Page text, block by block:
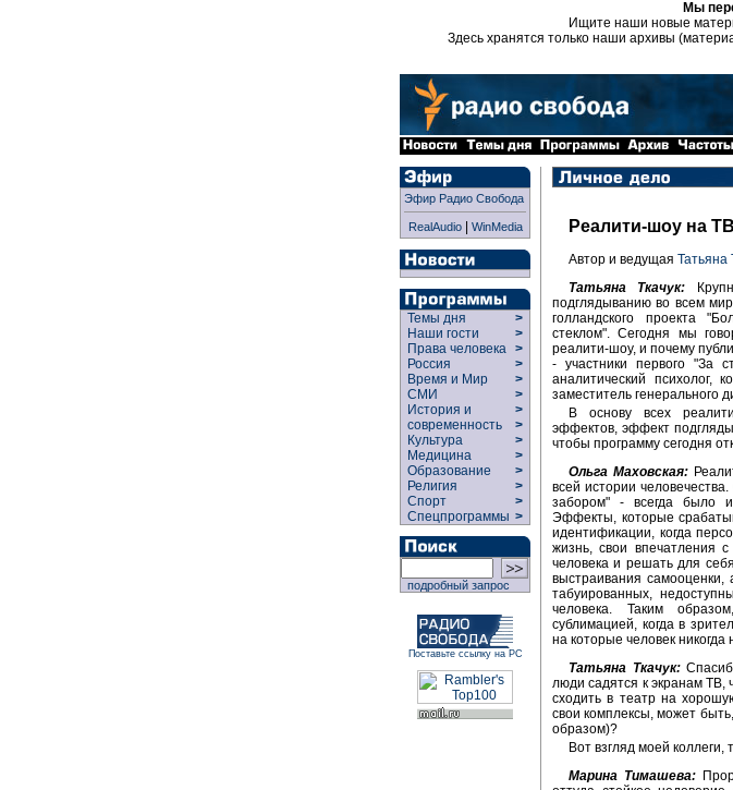
Мы
Ищите наши новые
Здесь хранятся только наши архивы
Эфир Радио Свобода
RealAudio| WinMedia
Темы дня
>
Наши гости
>
Права человека >
Россия
>
Время и Мир
>
СМИ
>
История и
современность
>
>
Культура
>
Медицина
>
Образование
>
Религия
>
Спорт
>
Спецпрограммы >
подробный запрос
Поставьте ссылку на РС
Реалити-шоу на ТВ
Автор и ведущая Татьяна
Татьяна Ткачук:
подглядыванию во всем
голландского проекта
стеклом". Сегодня мы
реалити-шоу, и почему
- участники первого "За
аналитический психолог,
заместитель генерального
В основу всех
эффектов, эффект
чтобы программу сегодня
Ольга Маховская:
всей истории
забором" - всегда было
Эффекты, которые
идентификации, когда
жизнь, свои впечатления
человека и решать для
выстраивания
табуированных,
человека. Таким
сублимацией, когда в
на которые человек
Татьяна Ткачук:
люди садятся к экранам ТВ,
сходить в театр на
свои комплексы, может
образом)?
Вот взгляд моей
Марина Тимашева: